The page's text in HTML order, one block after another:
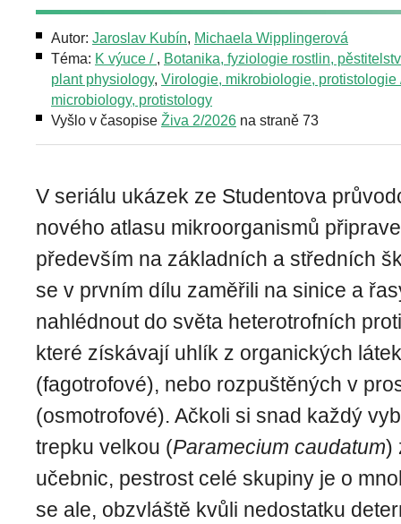
Autor: Jaroslav Kubín, Michaela Wipplingerová
Téma: K výuce / , Botanika, fyziologie rostlin,
plant physiology, Virologie, mikrobiologie, protistologie
microbiology, protistology
Vyšlo v časopise Živa 2/2026 na straně 73
V seriálu ukázek ze Studentova
nového atlasu mikroorganismů
především na základních a středních
se v prvním dílu zaměřili na sinice a
nahlédnout do světa heterotrofních
které získávají uhlík z organických
(fagotrofové), nebo rozpuštěných v
(osmotrofové). Ačkoli si snad každý
trepku velkou (Paramecium caudatum)
učebnic, pestrost celé skupiny je o
se ale, obzvláště kvůli nedostatku